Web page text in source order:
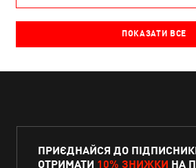
ПОКАЗАТИ ВСЕ
ПРИЄДНАЙСЯ ДО
ОТРИМАТИ 10% ЗНИЖКИ НА